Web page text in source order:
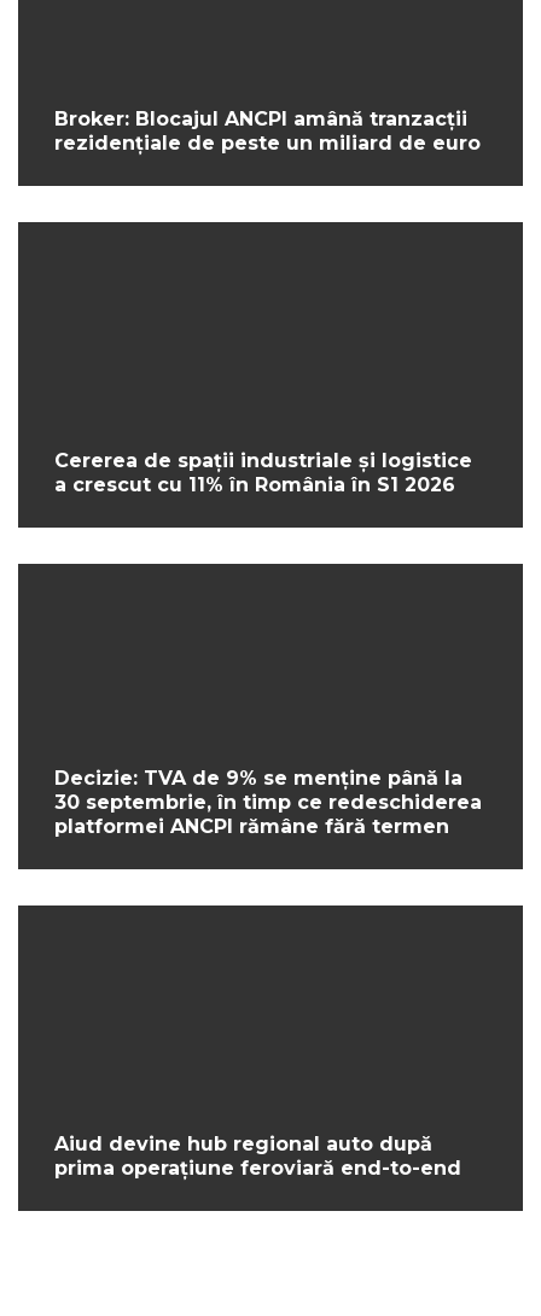
Broker: Blocajul ANCPI amână tranzacții
rezidențiale de peste un miliard de euro
Cererea de spații industriale și logistice
a crescut cu 11% în România în S1 2026
Decizie: TVA de 9% se menține până la
30 septembrie, în timp ce redeschiderea
platformei ANCPI rămâne fără termen
Aiud devine hub regional auto după
prima operațiune feroviară end-to-end